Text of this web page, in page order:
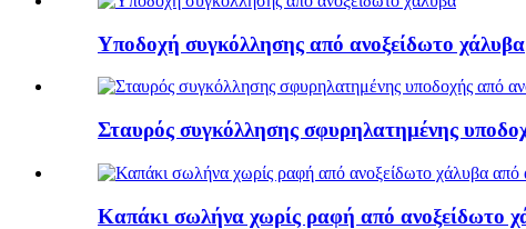
Υποδοχή συγκόλλησης από ανοξείδωτο χάλυβα
Σταυρός συγκόλλησης σφυρηλατημένης
Καπάκι σωλήνα χωρίς ραφή από ανοξείδωτο